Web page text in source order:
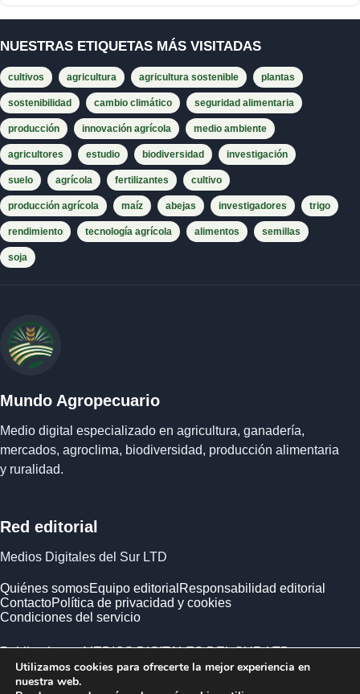
NUESTRAS ETIQUETAS MÁS VISITADAS
cultivos agricultura agricultura sostenible plantas
sostenibilidad cambio climático seguridad alimentaria
producción innovación agrícola medio ambiente
agricultores estudio biodiversidad investigación
suelo agrícola fertilizantes cultivo
producción agrícola maíz abejas investigadores trigo
rendimiento tecnología agrícola alimentos semillas
soja
Mundo Agropecuario
Medio digital especializado en agricultura, ganadería,
mercados, agroclima, biodiversidad, producción alimentaria
y ruralidad.
Red editorial
Medios Digitales del Sur LTD
Quiénes somosEquipo editorial Responsabilidad editorial
ContactoPolítica de privacidad y cookies
Condiciones del servicio
Publicado por MEDIOS DIGITALES DEL SUR LTD ·
Empresa registrada en Inglaterra y Gales.
Utilizamos cookies para ofrecerte la mejor experiencia en
nuestra web.